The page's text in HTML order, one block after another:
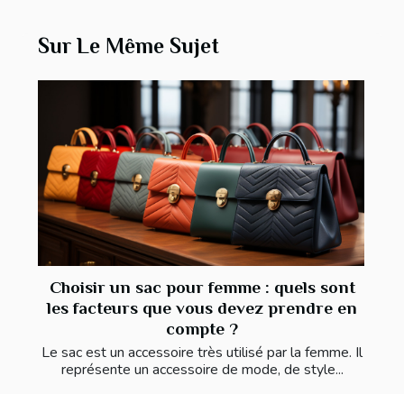
Sur Le Même Sujet
Choisir un sac pour femme : quels sont
les facteurs que vous devez prendre en
compte ?
Le sac est un accessoire très utilisé par la femme. Il
représente un accessoire de mode, de style...